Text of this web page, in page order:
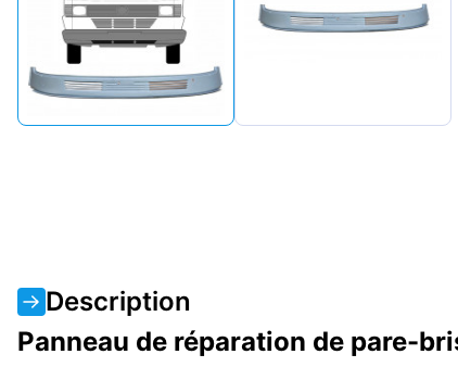
Description
Panneau de réparation de pare-